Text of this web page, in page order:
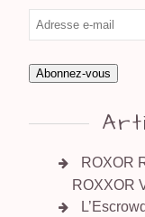
Abonnez-vous
ROXOR
ROXXOR